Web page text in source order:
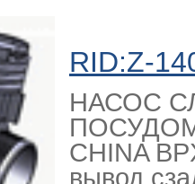
RID:Z-
НАСОС
CHINA
вывод